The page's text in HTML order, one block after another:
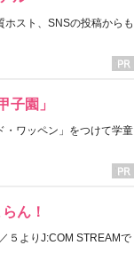
ホスト、SNSの投稿からも
子園」
・ワッペン」をつけて学童
ん！
５よりJ:COM STREAMで